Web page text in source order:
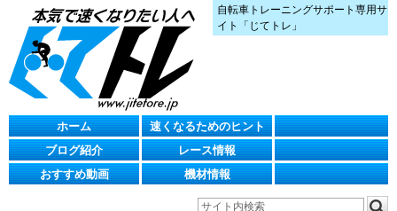
自転車トレーニングサポート専用サ
イト「じてトレ」
ホーム
速くなるためのヒント
ブログ紹介
レース情報
おすすめ動画
機材情報